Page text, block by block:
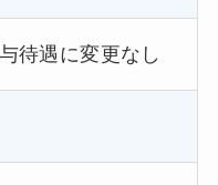
待遇に変更なし